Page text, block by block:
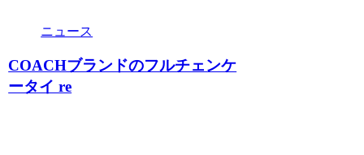
ニュース
COACHブランドのフルチェンケ
ータイ re